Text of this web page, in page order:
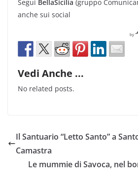
Segui BellaSicilia (gruppo
anche sui social
by
Vedi Anche ...
No related posts.
Il Santuario “Letto Santo” a
Camastra
Le mummie di Savoca, nel